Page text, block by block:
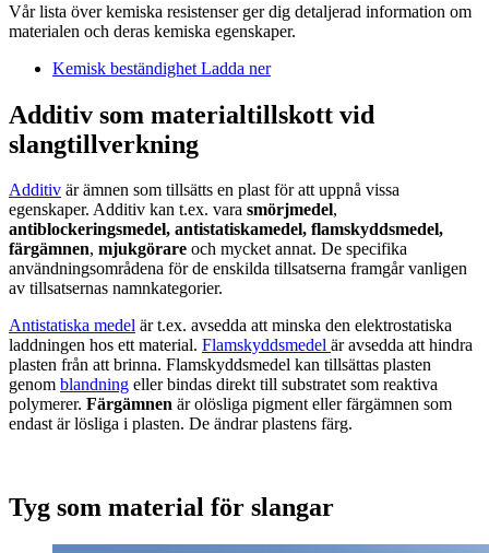
Vår lista över kemiska resistenser ger dig detaljerad information om
materialen och deras kemiska egenskaper.
Kemisk beständighet Ladda ner
Additiv som materialtillskott vid
slangtillverkning
Additiv är ämnen som tillsätts en plast för att uppnå vissa
egenskaper. Additiv kan t.ex. vara smörjmedel,
antiblockeringsmedel, antistatiskamedel, flamskyddsmedel,
färgämnen, mjukgörare och mycket annat. De specifika
användningsområdena för de enskilda tillsatserna framgår vanligen
av tillsatsernas namnkategorier.
Antistatiska medel är t.ex. avsedda att minska den elektrostatiska
laddningen hos ett material. Flamskyddsmedel är avsedda att hindra
plasten från att brinna. Flamskyddsmedel kan tillsättas plasten
genom blandning eller bindas direkt till substratet som reaktiva
polymerer. Färgämnen är olösliga pigment eller färgämnen som
endast är lösliga i plasten. De ändrar plastens färg.
Tyg som material för slangar